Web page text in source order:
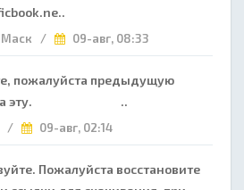
Маск / 09-авг, 08:33
пожалуйста предыдущую
на эту. ..
/ 09-авг, 02:14
Пожалуйста восстановите